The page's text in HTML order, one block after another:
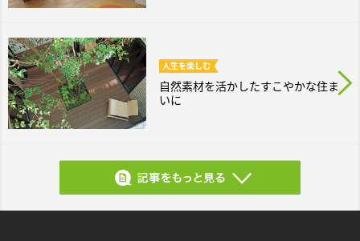
人生を楽しむ
自然素材を活かしたすこやかな住ま
いに